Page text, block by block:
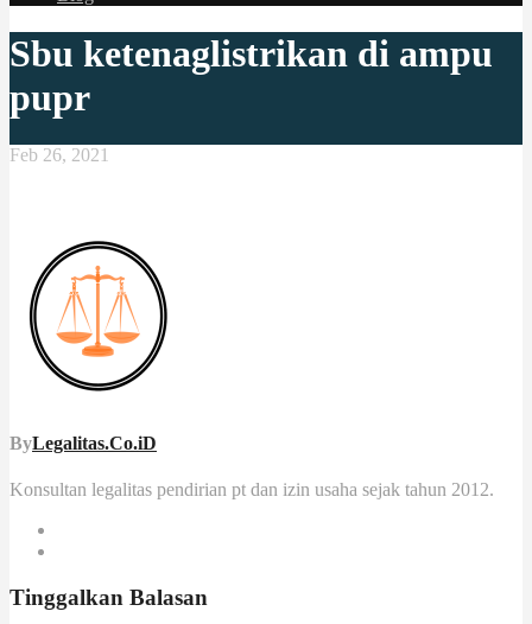
Sbu ketenaglistrikan di ampu
pupr
Feb 26, 2021
ByLegalitas.Co.iD
Konsultan legalitas pendirian pt dan izin usaha sejak tahun 2012.
Tinggalkan Balasan